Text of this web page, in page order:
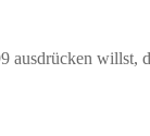
ausdrücken